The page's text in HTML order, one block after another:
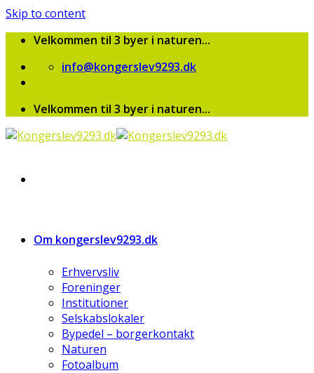
Skip to content
Velkommen til 3 byer i naturen...
info@kongerslev9293.dk
Velkommen til 3 byer i naturen...
Om kongerslev9293.dk
Erhvervsliv
Foreninger
Institutioner
Selskabslokaler
Bypedel – borgerkontakt
Naturen
Fotoalbum